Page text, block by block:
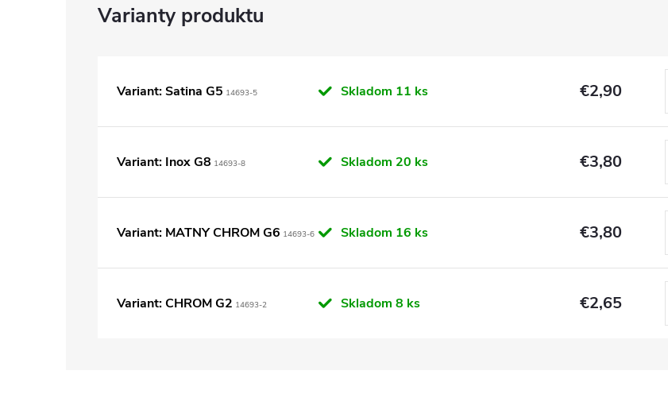
Variant: Satina G5 14693-5 Skladom 11 ks €2,90
Variant: Inox G8 14693-8 Skladom 20 ks €3,80
Variant: MATNY CHROM G6 14693-6 Skladom 16 ks €3,80
Variant: CHROM G2 14693-2 Skladom8 ks €2,65